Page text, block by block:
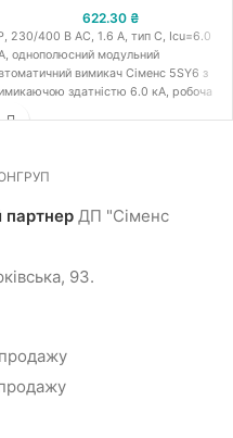
622.30 ₴
230/400 В АС, 1.6 A, тип C, Icu=6.0
однополюсний модульний
вимикач Сіменс 5SY6 з
здатністю 6.0 кА, робоча
партнер ДП "Сіменс
93.